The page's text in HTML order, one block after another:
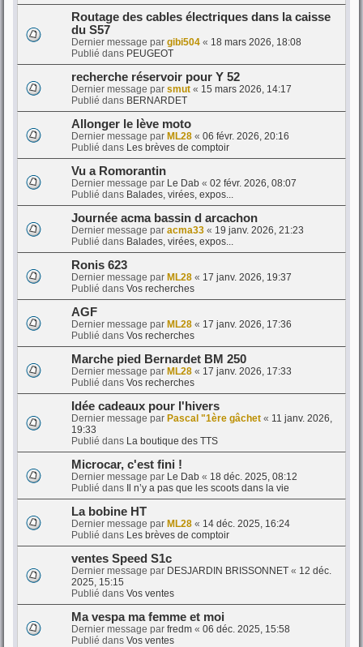
Routage des cables électriques dans la caisse
du S57
Dernier message par gibi504 « 18 mars 2026, 18:08
Publié dans PEUGEOT
recherche réservoir pour Y 52
Dernier message par smut « 15 mars 2026, 14:17
Publié dans BERNARDET
Allonger le lève moto
Dernier message par ML28 « 06 févr. 2026, 20:16
Publié dans Les brèves de comptoir
Vu a Romorantin
Dernier message par Le Dab « 02 févr. 2026, 08:07
Publié dans Balades, virées, expos...
Journée acma bassin d arcachon
Dernier message par acma33 « 19 janv. 2026, 21:23
Publié dans Balades, virées, expos...
Ronis 623
Dernier message par ML28 « 17 janv. 2026, 19:37
Publié dans Vos recherches
AGF
Dernier message par ML28 « 17 janv. 2026, 17:36
Publié dans Vos recherches
Marche pied Bernardet BM 250
Dernier message par ML28 « 17 janv. 2026, 17:33
Publié dans Vos recherches
Idée cadeaux pour l'hivers
Dernier message par Pascal "1ère gâchet « 11 janv. 2026,
19:33
Publié dans La boutique des TTS
Microcar, c'est fini !
Dernier message par Le Dab « 18 déc. 2025, 08:12
Publié dans Il n’y a pas que les scoots dans la vie
La bobine HT
Dernier message par ML28 « 14 déc. 2025, 16:24
Publié dans Les brèves de comptoir
ventes Speed S1c
Dernier message par DESJARDIN BRISSONNET « 12 déc.
2025, 15:15
Publié dans Vos ventes
Ma vespa ma femme et moi
Dernier message par fredm « 06 déc. 2025, 15:58
Publié dans Vos ventes